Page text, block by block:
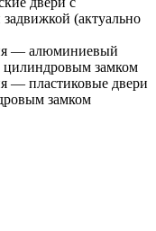
(актуально
— алюминиевый
цилиндровым замком
— пластиковые двери
замком